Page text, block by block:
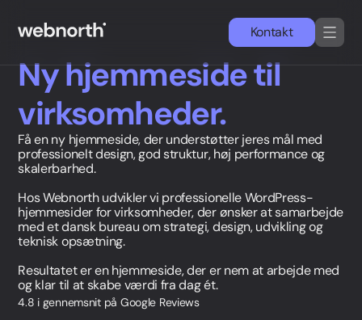
Services
Cases
WordPress
Nyheder & indsigter
Om os
DA EN
Kontakt
Ny hjemmeside til
virksomheder.
Få en ny hjemmeside, der understøtter jeres mål med
professionelt design, god struktur, høj performance og
skalerbarhed.
Hos Webnorth udvikler vi professionelle WordPress-
hjemmesider for virksomheder, der ønsker at samarbejde
med et dansk bureau om strategi, design, udvikling og
teknisk opsætning.
Resultatet er en hjemmeside, der er nem at arbejde med
og klar til at skabe værdi fra dag ét.
4.8 i gennemsnit på Google Reviews